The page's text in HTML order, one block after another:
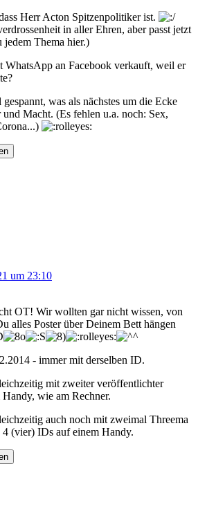
Herr Acton Spitzenpolitiker ist.
in aller Ehren, aber passt jetzt
jedem Thema hier.)
WhatsApp an Facebook verkauft, weil er
was als nächstes um die Ecke
Macht. (Es fehlen u.a. noch: Sex,
um 23:10
OT! Wir wollten gar nicht wissen, von
alles Poster über Deinem Bett hängen
- immer mit derselben ID.
mit zweiter veröffentlichter
wie am Rechner.
auch noch mit zweimal Threema
4 (vier) IDs auf einem Handy.